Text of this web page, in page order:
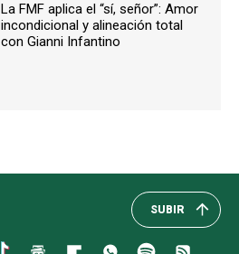
La FMF aplica el “sí, señor”: Amor
incondicional y alineación total
con Gianni Infantino
SUBIR